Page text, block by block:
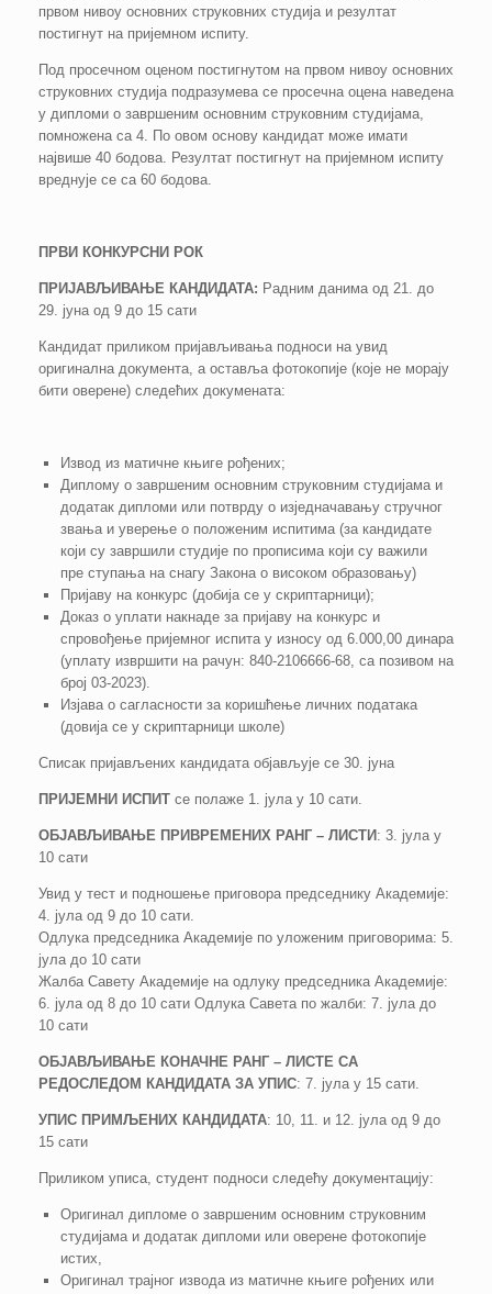
првом нивоу основних струковних студија и резултат
постигнут на пријемном испиту.
Под просечном оценом постигнутом на првом нивоу основних
струковних студија подразумева се просечна оцена наведена
у дипломи о завршеним основним струковним студијама,
помножена са 4. По овом основу кандидат може имати
највише 40 бодова. Резултат постигнут на пријемном испиту
вреднује се са 60 бодова.
ПРВИ КОНКУРСНИ РОК
ПРИЈАВЉИВАЊЕ КАНДИДАТА: Радним данима од 21. до
29. јуна од 9 до 15 сати
Кандидат приликом пријављивања подноси на увид
оригинална документа, а оставља фотокопије (које не морају
бити оверене) следећих докумената:
Извод из матичне књиге рођених;
Диплому о завршеним основним струковним студијама и
додатак дипломи или потврду о изједначавању стручног
звања и уверење о положеним испитима (за кандидате
који су завршили студије по прописима који су важили
пре ступања на снагу Закона о високом образовању)
Пријаву на конкурс (добија се у скриптарници);
Доказ о уплати накнаде за пријаву на конкурс и
спровођење пријемног испита у износу од 6.000,00 динара
(уплату извршити на рачун: 840-2106666-68, са позивом на
број 03-2023).
Изјава о сагласности за коришћење личних података
(довија се у скриптарници школе)
Списак пријављених кандидата објављује се 30. јуна
ПРИЈЕМНИ ИСПИТ се полаже 1. јула у 10 сати.
ОБЈАВЉИВАЊЕ ПРИВРЕМЕНИХ РАНГ – ЛИСТИ : 3. јула у
10 сати
Увид у тест и подношење приговора председнику Академије:
4. јула од 9 до 10 сати.
Одлука председника Академије по уложеним приговорима: 5.
јула до 10 сати
Жалба Савету Академије на одлуку председника Академије:
6. јула од 8 до 10 сати Одлука Савета по жалби: 7. јула до
10 сати
ОБЈАВЉИВАЊЕ КОНАЧНЕ РАНГ – ЛИСТЕ СА
РЕДОСЛЕДОМ КАНДИДАТА ЗА УПИС: 7. јула у 15 сати.
УПИС ПРИМЉЕНИХ КАНДИДАТА: 10, 11. и 12. јула од 9 до
15 сати
Приликом уписа, студент подноси следећу документацију:
Оригинал дипломе о завршеним основним струковним
студијама и додатак дипломи или оверене фотокопије
истих,
Оригинал трајног извода из матичне књиге рођених или